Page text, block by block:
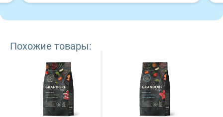
Craftia
Похожие товары: